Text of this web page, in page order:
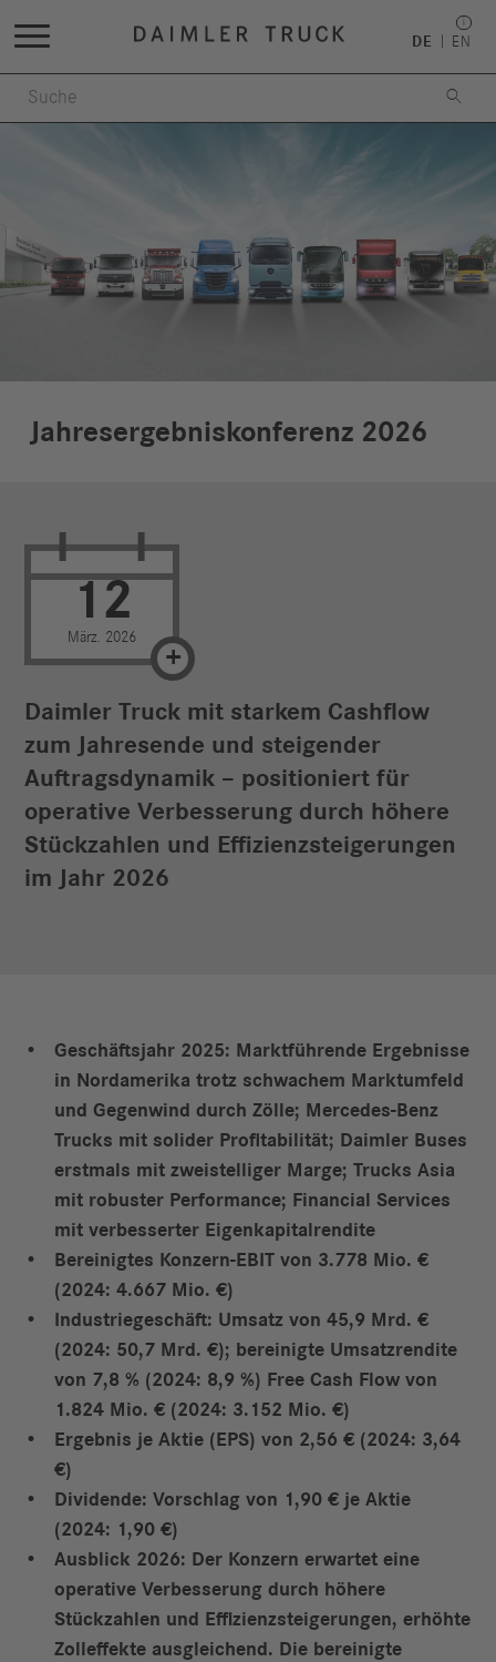
DE EN

Jahresergebniskonferenz 2026
12
März. 2026
Daimler Truck mit starkem Cashflow
zum Jahresende und steigender
Auftragsdynamik – positioniert für
operative Verbesserung durch höhere
Stückzahlen und Effizienzsteigerungen
im Jahr 2026
Geschäftsjahr 2025: Marktführende Ergebnisse
in Nordamerika trotz schwachem Marktumfeld
und Gegenwind durch Zölle; Mercedes-Benz
Trucks mit solider Profitabilität; Daimler Buses
erstmals mit zweistelliger Marge; Trucks Asia
mit robuster Performance; Financial Services
mit verbesserter Eigenkapitalrendite
Bereinigtes Konzern-EBIT von 3.778 Mio. €
(2024: 4.667 Mio. €)
Industriegeschäft: Umsatz von 45,9 Mrd. €
(2024: 50,7 Mrd. €); bereinigte Umsatzrendite
von 7,8 % (2024: 8,9 %) Free Cash Flow von
1.824 Mio. € (2024: 3.152 Mio. €)
Ergebnis je Aktie (EPS) von 2,56 € (2024: 3,64
€)
Dividende: Vorschlag von 1,90 € je Aktie
(2024: 1,90 €)
Ausblick 2026: Der Konzern erwartet eine
operative Verbesserung durch höhere
Stückzahlen und Effizienzsteigerungen, erhöhte
Zolleffekte ausgleichend. Die bereinigte